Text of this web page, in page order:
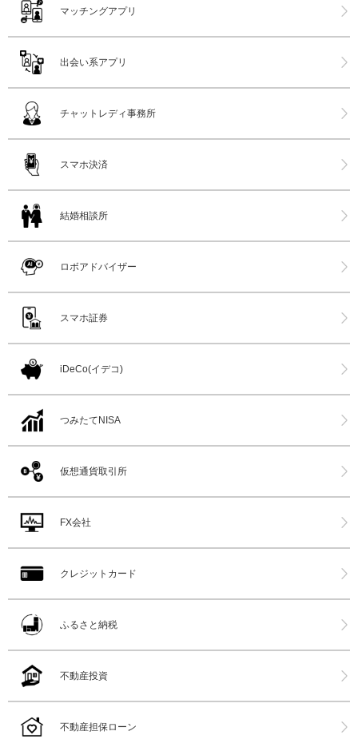
マッチングアプリ
出会い系アプリ
チャットレディ事務所
スマホ決済
結婚相談所
ロボアドバイザー
スマホ証券
iDeCo(イデコ)
つみたてNISA
仮想通貨取引所
FX会社
クレジットカード
ふるさと納税
不動産投資
不動産担保ローン